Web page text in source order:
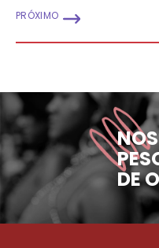
PRÓXIMO
DE